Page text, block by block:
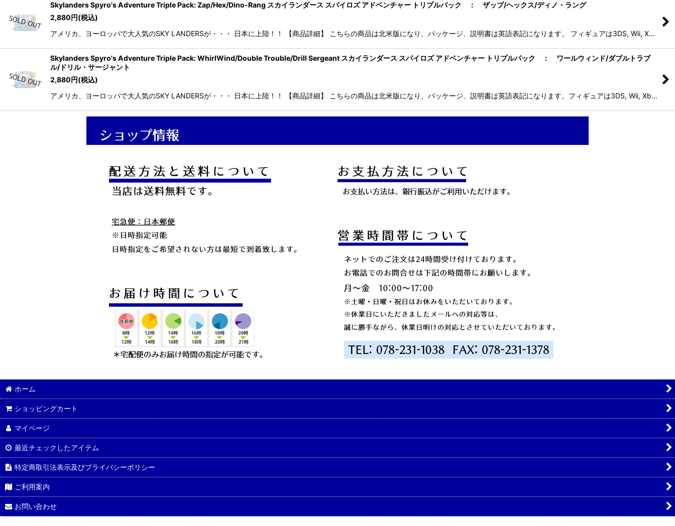
Skylanders Spyro's Adventure Triple Pack: Zap/Hex/Dino-Rang スカイランダース スパイロズ アドベンチャー トリプルパック ： ザップ/ヘックス/ディノ・ラング
2,880円(税込)
アメリカ、ヨーロッパで大人気のSKY LANDERSが・・・ 日本に上陸！！ 【商品詳細】 こちらの商品は北米版になり、パッケージ、説明書は英語表記になります。 フィギュアは3DS, Wii, X…
Skylanders Spyro's Adventure Triple Pack: WhirlWind/Double Trouble/Drill Sergeant スカイランダース スパイロズ アドベンチャー トリプルパック ： ワールウィンド/ダブルトラブ
ル/ドリル・サージャント
2,880円(税込)
アメリカ、ヨーロッパで大人気のSKY LANDERSが・・・ 日本に上陸！！ 【商品詳細】 こちらの商品は北米版になり、パッケージ、説明書は英語表記になります。フィギュアは3DS, Wii, Xb…
ホーム
ショッピングカート
マイページ
最近チェックしたアイテム
特定商取引法表示及びプライバシーポリシー
ご利用案内
お問い合わせ